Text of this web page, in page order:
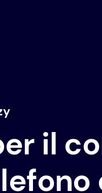
il